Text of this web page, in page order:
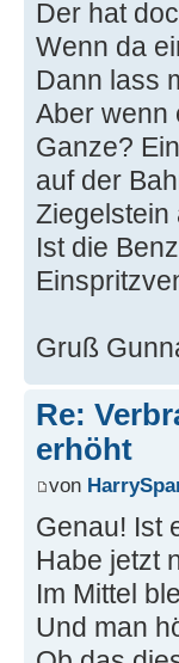
Der hat
Wenn da
Dann lass
Aber wenn
Ganze?
auf der
Ziegelstein
Ist die
Gruß
Re:
erhöht
von
Genau! Ist
Habe jetzt
Im Mittel
Und man